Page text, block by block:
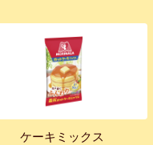
ケーキミックス